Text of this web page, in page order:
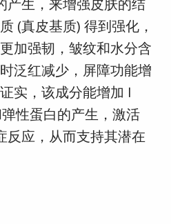
产生，来增强皮肤的结
(真皮基质) 得到强化，
加强韧，皱纹和水分含
泛红减少，屏障功能增
实，该成分能增加 I
性蛋白的产生，激活
反应，从而支持其潜在